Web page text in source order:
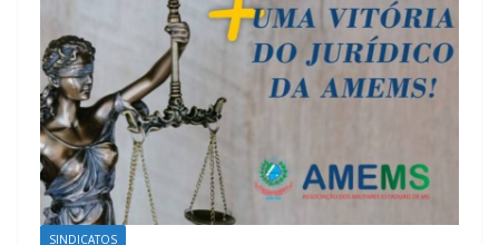
SINDICATOS